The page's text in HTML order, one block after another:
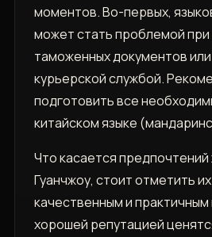
моментов. Во-первых,
может стать проблемой при
таможенных документов
курьерской службой.
подготовить все
китайском языке
Что касается
Гуанчжоу, стоит отметить
качественным и
хорошей репутацией